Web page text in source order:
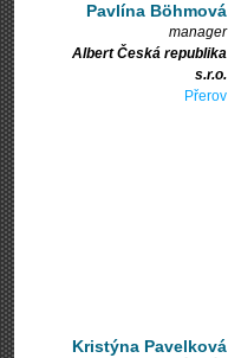
Pavlína Böhmová
manager
Albert Česká republika
s.r.o.
Přerov
Kristýna Pavelková